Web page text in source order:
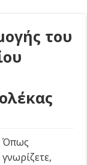
του
Όπως
γνωρίζετε,